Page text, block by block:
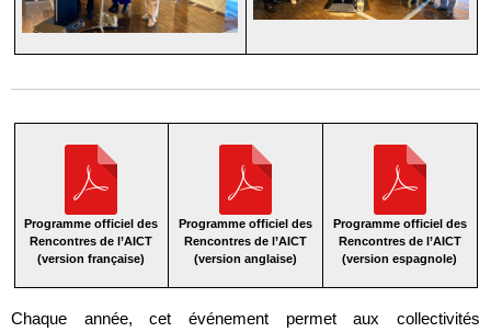
Programme officiel des
Rencontres de l’AICT
(version française)
Programme officiel des
Rencontres de l’AICT
(version anglaise)
Programme officiel des
Rencontres de l’AICT
(version espagnole)
Chaque année, cet événement permet aux collectivités